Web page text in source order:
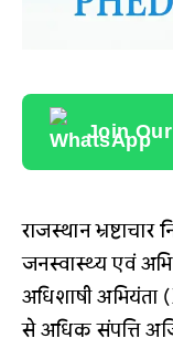
Join
राजस्थान
जनस्वास्थ्य एवं
अधिशाषी अभियंता
से अधिक संपत्ति